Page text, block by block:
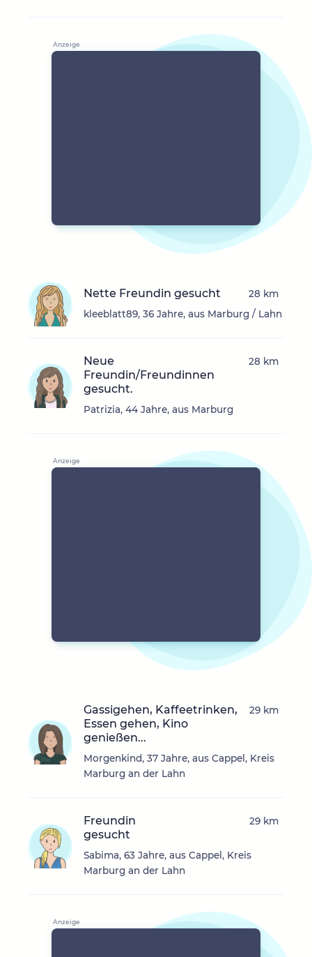
Nette Freundin gesucht
kleeblatt89, 36 Jahre, aus Marburg / Lahn
28 km
Neue
Freundin/Freundinnen
gesucht.
Patrizia, 44 Jahre, aus Marburg
28 km
Gassigehen, Kaffeetrinken,
Essen gehen, Kino
genießen...
Morgenkind, 37 Jahre, aus Cappel, Kreis
Marburg an der Lahn
29 km
Freundin
gesucht
Sabima, 63 Jahre, aus Cappel, Kreis
Marburg an der Lahn
29 km